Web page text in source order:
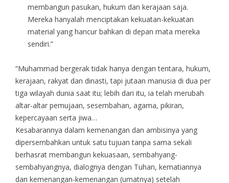
membangun pasukan, hukum dan kerajaan saja.
Mereka hanyalah menciptakan kekuatan-kekuatan
material yang hancur bahkan di depan mata mereka
sendiri.”
“Muhammad bergerak tidak hanya dengan tentara, hukum,
kerajaan, rakyat dan dinasti, tapi jutaan manusia di dua per
tiga wilayah dunia saat itu; lebih dari itu, ia telah merubah
altar-altar pemujaan, sesembahan, agama, pikiran,
kepercayaan serta jiwa…
Kesabarannya dalam kemenangan dan ambisinya yang
dipersembahkan untuk satu tujuan tanpa sama sekali
berhasrat membangun kekuasaan, sembahyang-
sembahyangnya, dialognya dengan Tuhan, kematiannya
dan kemenangan-kemenangan (umatnya) setelah